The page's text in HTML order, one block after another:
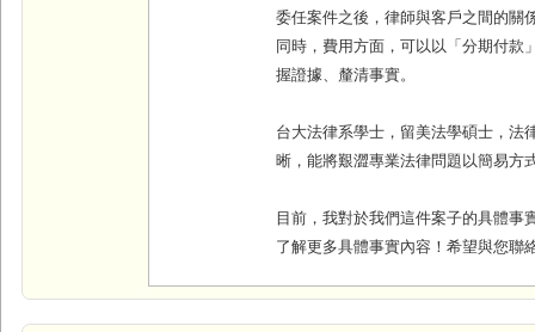
委任案件之後，律師與客戶之間的關
同時，費用方面，可以以「分期付款
握證據、釐清事實。
台大法律系學士，留美法學碩士，法
晰，能將艱澀專業法律問題以簡易方
目前，我對於我們這件案子的具體事
了解更多具體事實內容！希望與您聯